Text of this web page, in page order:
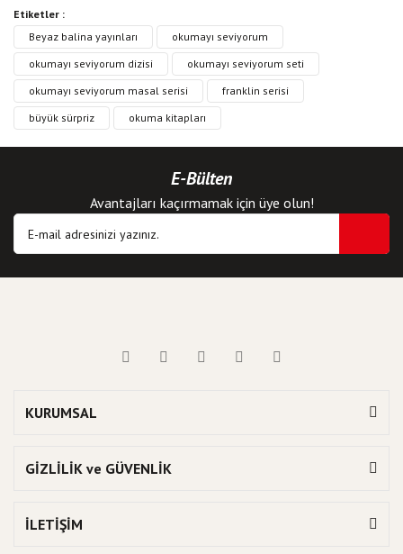
Etiketler :
Beyaz balina yayınları
okumayı seviyorum
okumayı seviyorum dizisi
okumayı seviyorum seti
okumayı seviyorum masal serisi
franklin serisi
büyük sürpriz
okuma kitapları
E-Bülten
Avantajları kaçırmamak için üye olun!
KURUMSAL
GİZLİLİK ve GÜVENLİK
İLETİŞİM